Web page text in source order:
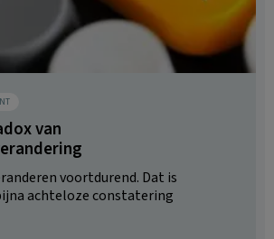
van
voortdurend. Dat is
achteloze constatering